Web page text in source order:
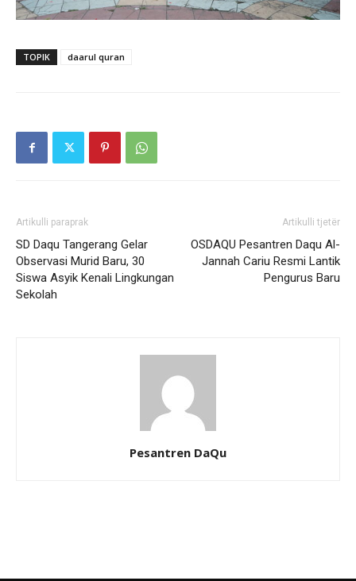
TOPIK daarul quran
Artikulli paraprak
SD Daqu Tangerang Gelar
Observasi Murid Baru, 30
Siswa Asyik Kenali Lingkungan
Sekolah
Artikulli tjetër
OSDAQU Pesantren Daqu Al-
Jannah Cariu Resmi Lantik
Pengurus Baru
Pesantren DaQu